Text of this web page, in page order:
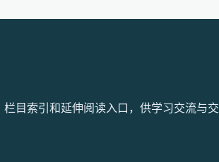
目索引和延伸阅读入口，供学习交流与交